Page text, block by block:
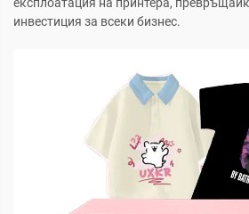
инвестиция за всеки бизнес.